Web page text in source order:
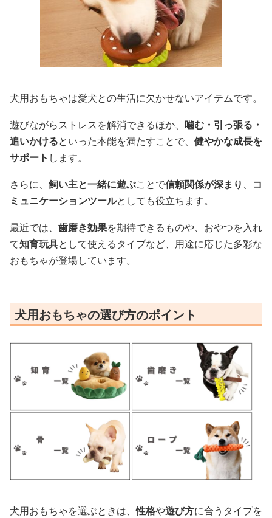
犬用おもちゃは愛犬との生活に欠かせないアイテムです。
遊びながらストレスを解消できるほか、 噛む・引っ張る・
追いかけるといった本能を満たすことで、 健やかな成長を
サポート します。
さらに、 飼い主と一緒に遊ぶことで信頼関係が深まり 、 コ
ミュニケーションツールとしても役立ちます。
最近では、 歯磨き効果を期待できるものや、おやつを入れ
て知育玩具として使えるタイプなど、用途に応じた多彩な
おもちゃが登場しています。
犬用おもちゃの選び方のポイント
犬用おもちゃを選ぶときは、性格や遊び方に合うタイプを